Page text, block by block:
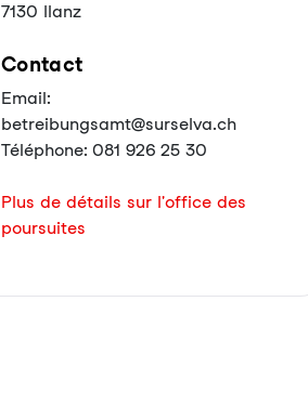
7130 Ilanz
Contact
Email:
betreibungsamt@surselva.ch
Téléphone: 081 926 25 30
Plus de détails sur l'office des
poursuites